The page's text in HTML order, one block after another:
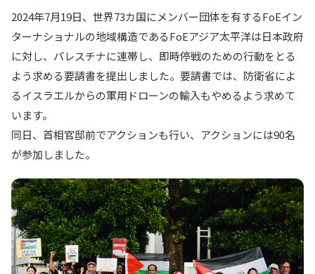
2024年7月19日、世界73カ国にメンバー団体を有するFoEイン
ターナショナルの地域構造であるFoEアジア太平洋は日本政府
に対し、パレスチナに連帯し、即時停戦のための行動をとる
よう求める要請書を提出しました。要請書では、防衛省によ
るイスラエルからの軍用ドローンの輸入もやめるよう求めて
います。
同日、首相官邸前でアクションも行い、アクションには90名
が参加しました。